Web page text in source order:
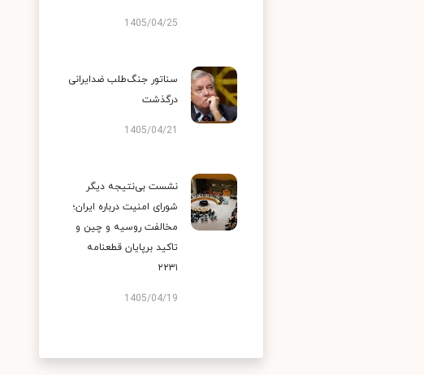
1405/04/25
سناتور جنگ‌طلب ضدایرانی
درگذشت
1405/04/21
نشست بی‌نتیجه دیگر
شورای امنیت درباره ایران؛
مخالفت روسیه و چین و
تاکید برپایان قطعنامه
۲۲۳۱
1405/04/19